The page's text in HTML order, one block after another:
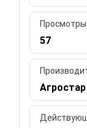
Просмотры
57